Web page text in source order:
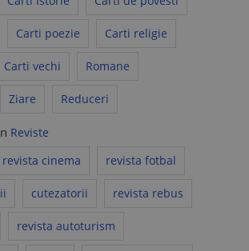
vă stăm cu drag la dispoziție pe forum.
vedere că politicile comerciale ale
contraveni prevederilor Acordului de
nici legislației aplicabile.
de utilizare, acestea se consideră
de utilizare, după caz.
Carti poezie Carti religie
Carti vechi Romane
Ziare Reduceri
Reviste
revista cinema revista fotbal
cutezatorii revista rebus
revista autoturism